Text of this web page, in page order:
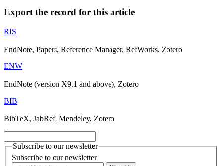
Export the record for this article
RIS
EndNote, Papers, Reference Manager, RefWorks, Zotero
ENW
EndNote (version X9.1 and above), Zotero
BIB
BibTeX, JabRef, Mendeley, Zotero
Subscribe to our newsletter
Subscribe to our newsletter